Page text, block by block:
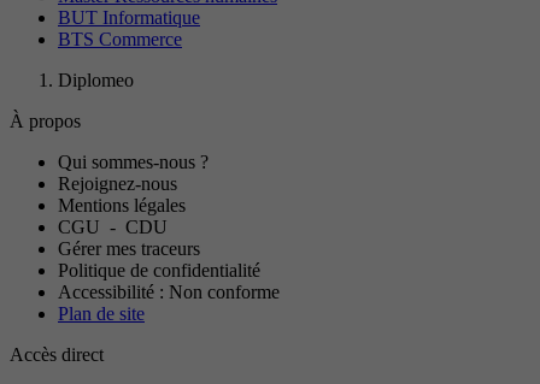
BUT Informatique
BTS Commerce
Diplomeo
À propos
Qui sommes-nous ?
Rejoignez-nous
Mentions légales
CGU - CDU
Gérer mes traceurs
Politique de confidentialité
Accessibilité : Non conforme
Plan de site
Accès direct